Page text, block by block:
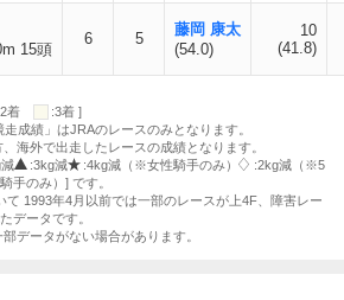
15頭
6 5
藤岡 康太
(54.0)
10
(41.8)
着
:3着 ]
成績」はJRAのレースのみとなります。
海外で出走したレースの成績となります。
:3kg減 :4kg減（※女性騎手のみ）
:2kg減（※5
手のみ）] です。
1993年4月以前では一部のレースが上4F、障害レー
データです。
データがない場合があります。